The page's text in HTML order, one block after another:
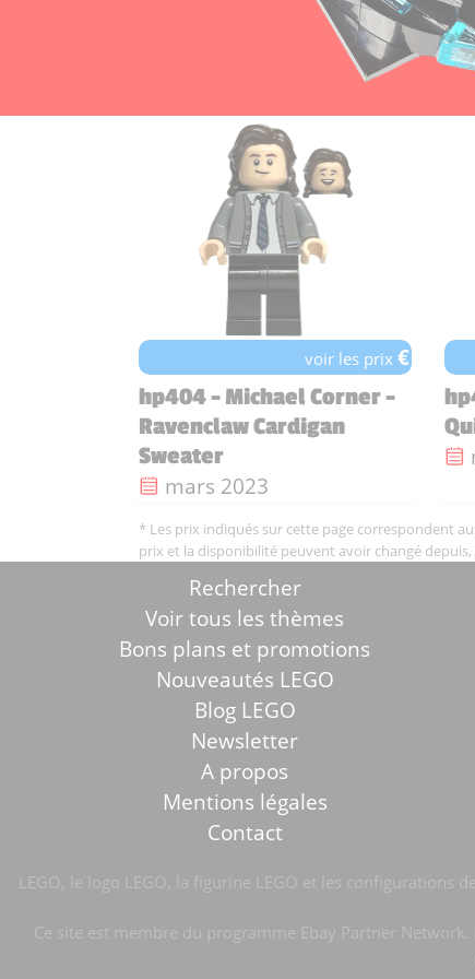
voir les prix€
hp404 - Michael Corner -
Ravenclaw Cardigan
Sweater
Date de sortie :
mars 2023
* Les prix indiqués sur cette page correspondent
prix et la disponibilité peuvent avoir changé
Rechercher
Voir tous les thèmes
Bons plans et promotions
Nouveautés LEGO
Blog LEGO
Newsletter
A propos
Mentions légales
Contact
LEGO, le logo LEGO, la figurine LEGO et les configurations
Ce site est membre du programme Ebay Partner